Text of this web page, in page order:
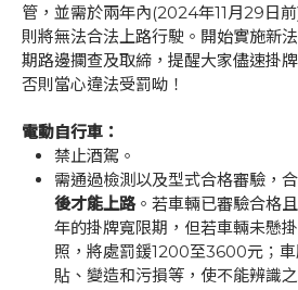
管，並需於兩年內(2024年11月29日
則將無法合法上路行駛。開始實施新
期路邊攔查及取締，提醒大家儘速掛
否則當心違法受罰呦！
電動自行車：
禁止酒駕。
需通過檢測以及型式合格審驗，
後才能上路。若車輛已審驗合格
年的掛牌寬限期，但若車輛未懸
照，將處罰鍰1200至3600元；
貼、變造和污損等，使不能辨識